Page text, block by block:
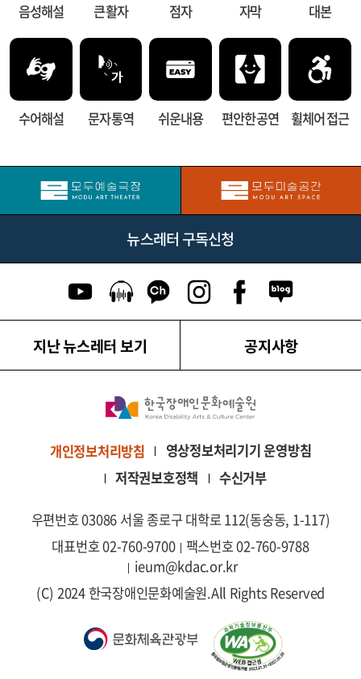
음성해설 큰 활자 점자 자막 대본
수어해설 문자 통역 쉬운내용 편안한 공연 휠체어 접근
뉴스레터 구독신청
지난 뉴스레터 보기
카카오톡 채널 이동
유튜브 이동팟캐스트 이동 네이버블로
페이스북 이동
인스타그램 이동
공지사항
개인정보처리방침
영상정보처리기기 운영방침
저작권보호정책
수신거부
우편번호 03086 서울 종로구 대학로 112(동숭동, 1-117)
대표번호 02-760-9700 팩스번호 02-760-9788
ieum@kdac.or.kr
(C) 2024 한국장애인문화예술원.All Rights Reserved